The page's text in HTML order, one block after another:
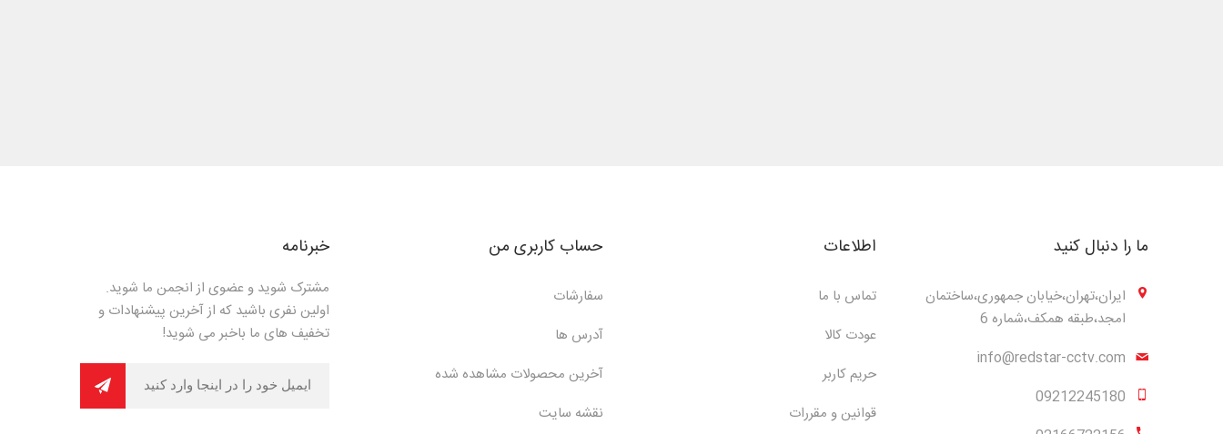
ما را دنبال کنید
ایران،تهران،خیابان جمهوری،ساختمان
امجد،طبقه همکف،شماره 6
info@redstar-cctv.com
09212245180
اطلاعات
تماس با ما
عودت کالا
حریم کاربر
قوانین و مقررات
حساب کاربری من
سفارشات
آدرس ها
آخرین محصولات مشاهده شده
نقشه سایت
خبرنامه
مشترک شوید و عضوی از انجمن ما شوید.
اولین نفری باشید که از آخرین پیشنهادات و
تخفیف های ما باخبر می شوید!